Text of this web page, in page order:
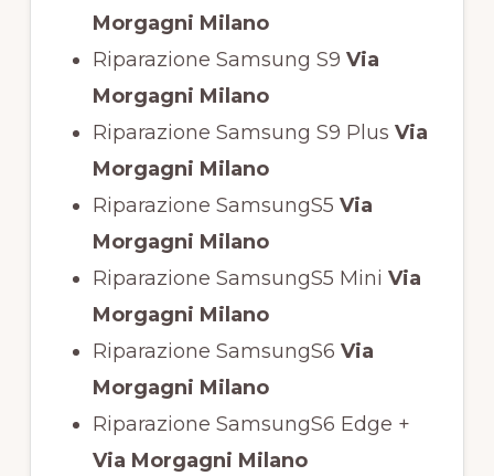
Morgagni Milano
Riparazione Samsung S9 Via
Morgagni Milano
Riparazione Samsung S9 Plus Via
Morgagni Milano
Riparazione SamsungS5 Via
Morgagni Milano
Riparazione SamsungS5 Mini Via
Morgagni Milano
Riparazione SamsungS6 Via
Morgagni Milano
Riparazione SamsungS6 Edge +
Via Morgagni Milano